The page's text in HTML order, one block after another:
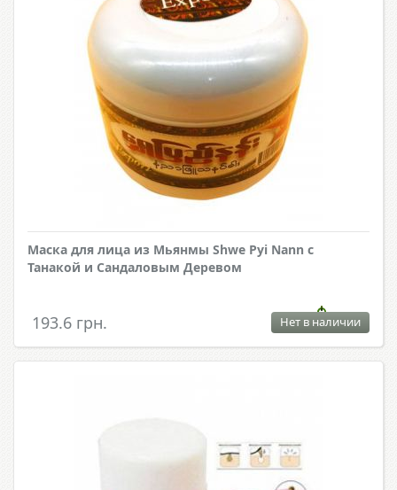
Маска для лица из Мьянмы Shwe Pyi Nann с
Танакой и Сандаловым Деревом
193.6 грн. Нет в наличии